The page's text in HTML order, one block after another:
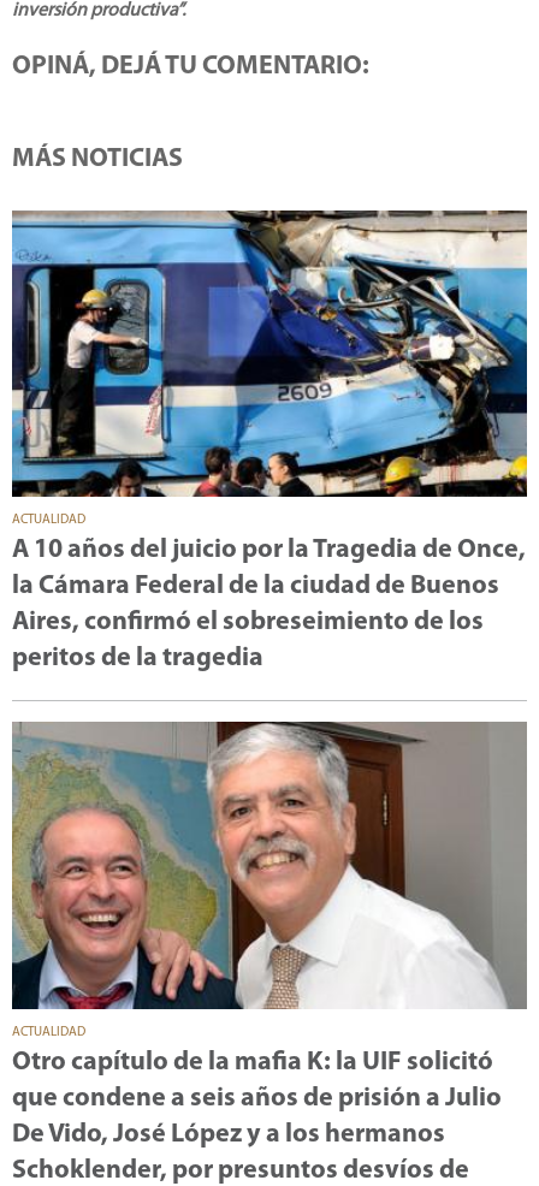
inversión productiva”.
OPINÁ, DEJÁ TU COMENTARIO:
MÁS NOTICIAS
ACTUALIDAD
A 10 años del juicio por la Tragedia de Once,
la Cámara Federal de la ciudad de Buenos
Aires, confirmó el sobreseimiento de los
peritos de la tragedia
ACTUALIDAD
Otro capítulo de la mafia K: la UIF solicitó
que condene a seis años de prisión a Julio
De Vido, José López y a los hermanos
Schoklender, por presuntos desvíos de